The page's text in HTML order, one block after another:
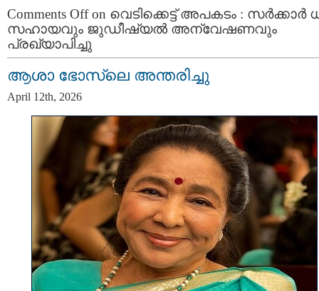
Comments Offon വെടിക്കെട്ട് അപകടം : സർക്കാർ
സഹായവും ജുഡീഷ്യൽ അന്വേഷണവും
പ്രഖ്യാപിച്ചു
ആശാ ഭോസ്‌ലെ അന്തരിച്ചു
April 12th, 2026